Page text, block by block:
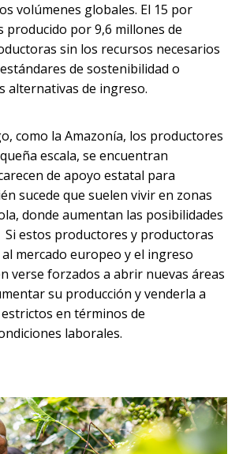
volúmenes globales. El 15 por
producido por 9,6 millones de
sin los recursos necesarios
de sostenibilidad o
alternativas de ingreso.
como la Amazonía, los productores
escala, se encuentran
de apoyo estatal para
sucede que suelen vivir en zonas
donde aumentan las posibilidades
estos productores y productoras
mercado europeo y el ingreso
verse forzados a abrir nuevas áreas
su producción y venderla a
en términos de
laborales.